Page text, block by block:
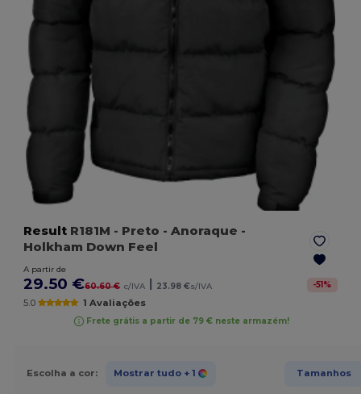
Result R181M - Preto - Anoraque -
Holkham Down Feel
A partir de
29.50 €60.60 € c/IVA | 23.98 €s/IVA -51 %
5.0 1 Avaliações
Frete grátis a partir de 79 € neste armazém!
Escolha a cor: Mostrar tudo + 1 Tamanhos